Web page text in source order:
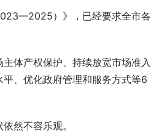
）》，已经要求全市各
体产权保护、持续放宽市场准入
、优化政府管理和服务方式等6
然不容乐观。